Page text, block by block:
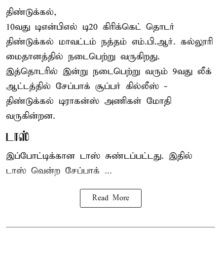
திண்டுக்கல்,
10வது டிஎன்பிஎல் டி20 கிரிக்கெட் தொடர்
திண்டுக்கல் மாவட்டம் நத்தம் எம்.பி.ஆர். கல்லூரி
மைதானத்தில் நடைபெற்று வருகிறது.
இத்தொடரில் இன்று நடைபெற்று வரும் 9வது லீக்
ஆட்டத்தில் சேப்பாக் சூப்பர் கில்லீஸ் -
திண்டுக்கல் டிராகன்ஸ் அணிகள் மோதி
வருகின்றன.
டாஸ்
இப்போட்டிக்கான டாஸ் சுண்டப்பட்டது. இதில்
டாஸ் வென்ற சேப்பாக் ...
Read More